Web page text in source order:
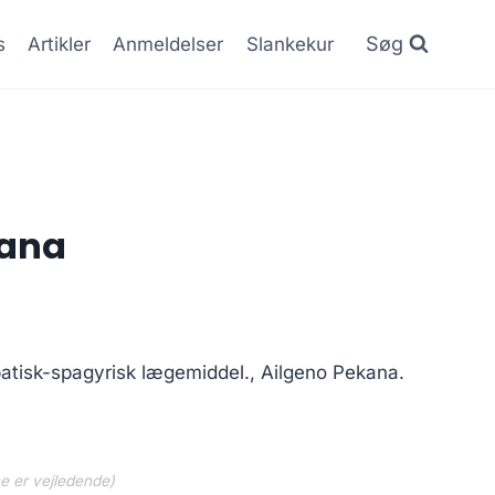
Artikler Anmeldelser Slankekur Søg
spagyrisk lægemiddel., Ailgeno Pekana.
er vejledende)